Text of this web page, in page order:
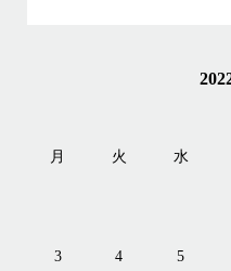
月 火 水
3 4 5